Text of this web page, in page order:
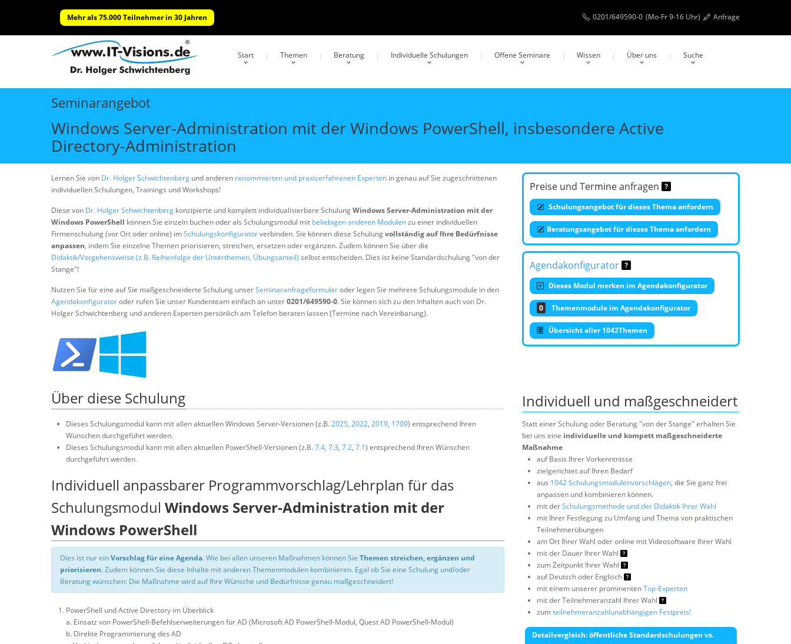
Mehr als 75.000 Teilnehmer in 30 Jahren 0201/649590-0 (Mo-Fr 9-16 Uhr) Anfrage
Start Themen Beratung Individuelle Schulungen Offene Seminare Wissen Über uns Suche
Seminarangebot
Windows Server-Administration mit der Windows PowerShell, insbesondere Active
Directory-Administration
Lernen Sie von Dr. Holger Schwichtenberg und anderen renommierten und praxiserfahrenen Experten in genau auf Sie zugeschnittenen
individuellen Schulungen, Trainings und Workshops!
Diese von Dr. Holger Schwichtenberg konzipierte und komplett individualisierbare SchulungWindows Server-Administration mit der
Windows PowerShell können Sie einzeln buchen oder als Schulungsmodul mit beliebigen anderen Modulenzu einer individuellen
Firmenschulung (vor Ort oder online) imSchulungskonfiguratorverbinden. Sie können diese Schulungvollständig auf Ihre Bedürfnisse
anpassen, indem Sie einzelne Themen priorisieren, streichen, ersetzen oder ergänzen. Zudem können Sie über die
Didaktik/Vorgehensweise (z.B. Reihenfolge der Unterthemen, Übungsanteil) selbst entscheiden. Dies ist keine Standardschulung "von der
Stange"!
Nutzen Sie für eine auf Sie maßgeschneiderte Schulung unserSeminaranfrageformularoder legen Sie mehrere Schulungsmodule in den
Agendakonfiguratoroder rufen Sie unser Kundenteam einfach an unter0201/649590-0. Sie können sich zu den Inhalten auch von Dr.
Holger Schwichtenberg und anderen Experten persönlich am Telefon beraten lassen (Termine nach Vereinbarung).
Preise und Termine anfragen
Schulungsangebot für dieses Thema anfordern
Beratungsangebot für dieses Thema anfordern
Agendakonfigurator
Dieses Modul merken im Agendakonfigurator
0 Themenmodule im Agendakonfigurator
Übersicht aller 1042Themen
Über diese Schulung
Dieses Schulungsmodul kann mit allen aktuellen Windows Server-Versionen (z.B.2025, 2022, 2019, 1709) entsprechend Ihren
Wünschen durchgeführt werden.
Dieses Schulungsmodul kann mit allen aktuellen PowerShell-Versionen (z.B.7.4, 7.3, 7.2, 7.1) entsprechend Ihren Wünschen
durchgeführt werden.
Individuell anpassbarer Programmvorschlag/Lehrplan für das
Schulungsmodul Windows Server-Administration mit der
Windows PowerShell
Dies ist nur einVorschlag für eine Agenda. Wie bei allen unseren Maßnahmen können Sie Themen streichen, ergänzen und
priorisieren. Zudem können Sie diese Inhalte mit anderen Themenmodulen kombinieren. Egal ob Sie eine Schulung und/oder
Beratung wünschen: Die Maßnahme wird auf Ihre Wünsche und Bedürfnisse genau maßgeschneidert!
PowerShell und Active Directory im Überblick
a. Einsatz von PowerShell-Befehlserweiterungen für AD (Microsoft AD PowerShell-Modul, Quest AD PowerShell-Modul)
b. Direkte Programmierung des AD
Individuell und maßgeschneidert
Statt einer Schulung oder Beratung "von der Stange" erhalten Sie
bei uns eine individuelle und kompett maßgeschneiderte
Maßnahme
auf Basis Ihrer Vorkenntnisse
zielgerichtet auf Ihren Bedarf
aus 1042 Schulungsmodulenvorschlägen, die Sie ganz frei
anpassen und kombinieren können.
mit derSchulungsmethode und der Didaktik Ihrer Wahl
mit Ihrer Festlegung zu Umfang und Thema von praktischen
Teilnehmerübungen
am Ort Ihrer Wahl oder online mit Videosoftware Ihrer Wahl
mit der Dauer Ihrer Wahl
zum Zeitpunkt Ihrer Wahl
auf Deutsch oder Englisch
mit einem unserer prominentenTop-Experten
mit der Teilnehmeranzahl Ihrer Wahl
zumteilnehmeranzahlunabhängigen Festpreis!
Detailvergleich: öffentliche Standardschulungen vs.